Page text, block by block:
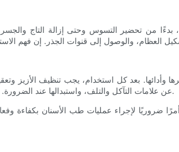
من تحضير التسوس وحتى إزالة التاج
بعد كل استخدام، يجب تنظيف الأزيز
عن علامات التآكل والتلف، واستبدالها عند الضرورة. إن الصيانة السليمة لأدوات حصى الأسنان ضرورية لسلامة ورفاهية كل من أطباء الأسنان والمرضى.
ضروريًا لإجراء عمليات طب الأسنان بكفاءة